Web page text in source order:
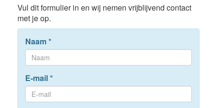
Vul dit formulier in en wij nemen vrijblijvend contact
met je op.
Naam*
E-mail*